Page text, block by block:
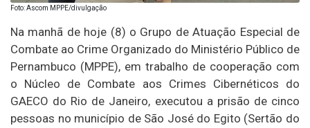
Foto: Ascom MPPE/divulgação
Na manhã de hoje (8) o Grupo de Atuação Especial de
Combate ao Crime Organizado do Ministério Público de
Pernambuco (MPPE), em trabalho de cooperação com
o Núcleo de Combate aos Crimes Cibernéticos do
GAECO do Rio de Janeiro, executou a prisão de cinco
pessoas no município de São José do Egito (Sertão do